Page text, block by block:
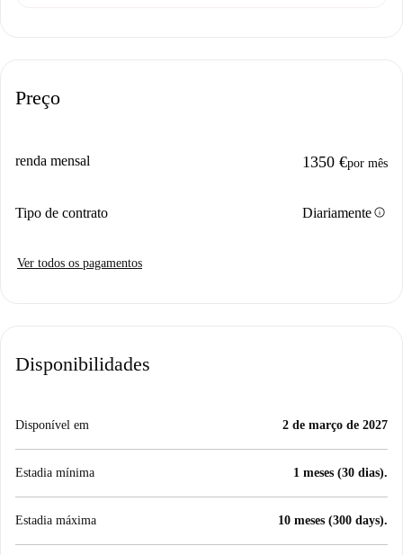
Preço
renda mensal 1350 €por mês
Tipo de contrato Diariamenteinfo
Ver todos os pagamentos
Disponibilidades
Disponível em 2 de março de 2027
Estadia mínima 1 meses (30 dias).
Estadia máxima 10 meses (300 days).